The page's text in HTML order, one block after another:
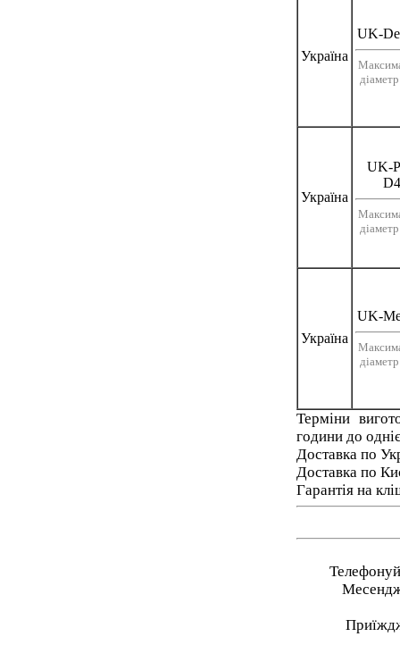
Україна
UK-
Україна
UK-
Україна
UK-
Терміни
години до
Доставка по
Доставка по
Гарантія на